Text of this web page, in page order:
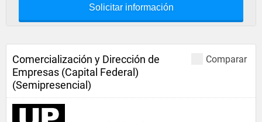
Solicitar información
Comparar
Comercialización y Dirección de
Empresas (Capital Federal)
(Semipresencial)